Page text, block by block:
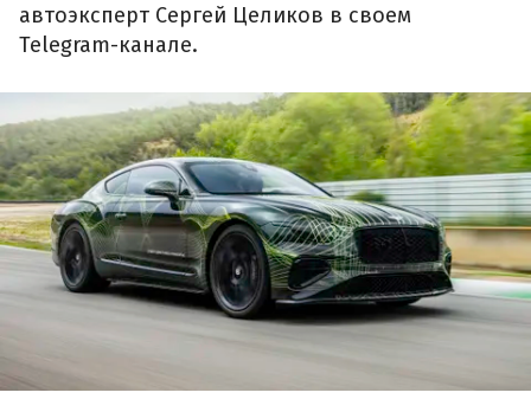
автоэксперт Сергей Целиков в своем
Telegram-канале.